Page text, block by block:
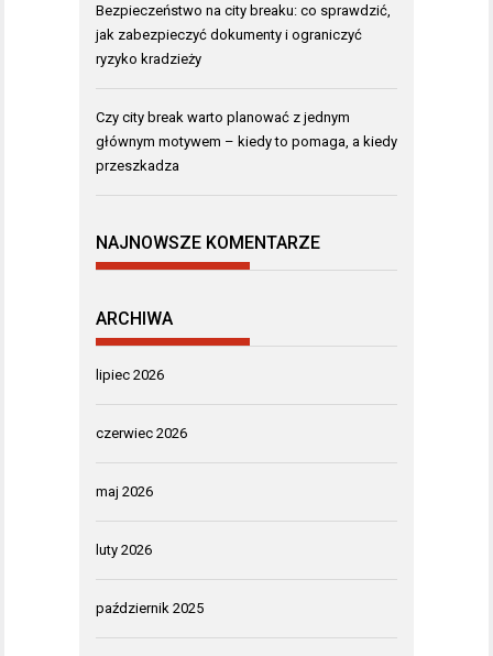
Bezpieczeństwo na city breaku: co sprawdzić,
jak zabezpieczyć dokumenty i ograniczyć
ryzyko kradzieży
Czy city break warto planować z jednym
głównym motywem – kiedy to pomaga, a kiedy
przeszkadza
NAJNOWSZE KOMENTARZE
ARCHIWA
lipiec 2026
czerwiec 2026
maj 2026
luty 2026
październik 2025